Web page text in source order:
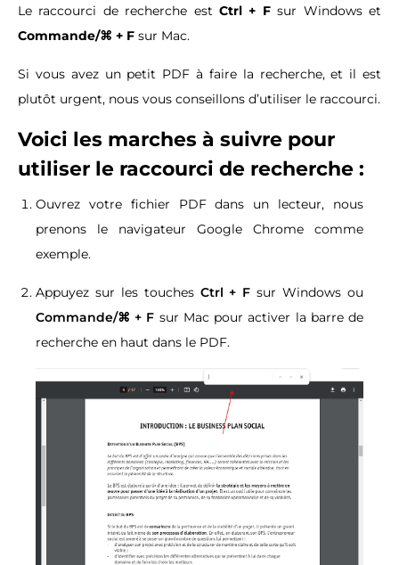
Le raccourci de recherche est Ctrl + Fsur Windows et
Commande/⌘ + F sur Mac.
Si vous avez un petit PDF à faire la recherche, et il est
plutôt urgent, nous vous conseillons d’utiliser le raccourci.
Voici les marches à suivre pour
utiliser le raccourci de recherche :
Ouvrez votre fichier PDF dans un lecteur, nous
prenons le navigateur Google Chrome comme
exemple.
Appuyez sur les touches Ctrl + F sur Windows ou
Commande/⌘ + F sur Mac pour activer la barre de
recherche en haut dans le PDF.